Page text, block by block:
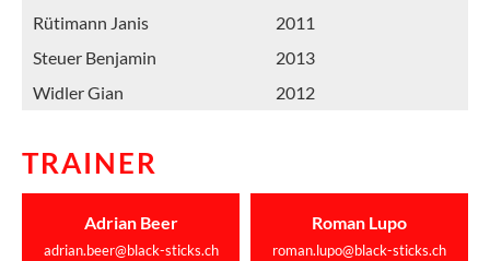
Rütimann Janis
2011
Steuer Benjamin
2013
Widler Gian
2012
TRAINER
Adrian Beer
adrian.beer@black-sticks.ch
Roman Lupo
roman.lupo@black-sticks.ch